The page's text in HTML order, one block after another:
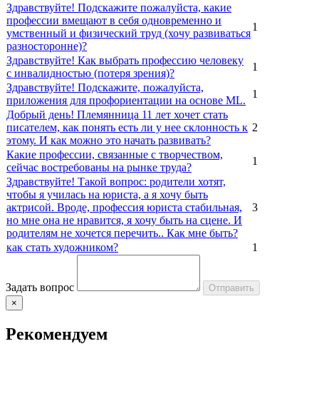
Здравствуйте! Подскажите пожалуйста, какие
профессии вмещают в себя одновременно и
умственный и физический труд (хочу развиваться
разносторонне)?
1
Здравствуйте! Как выбрать профессию человеку
с инвалидностью (потеря зрения)?
1
Здравствуйте! Подскажите, пожалуйста,
приложения для профориентации на основе ML.
1
Добрый день! Племянница 11 лет хочет стать
писателем, как понять есть ли у нее склонность к
этому. И как можно это начать развивать?
2
Какие профессии, связанные с творчеством,
сейчас востребованы на рынке труда?
1
Здравствуйте! Такой вопрос: родители хотят,
чтобы я училась на юриста, а я хочу быть
актрисой. Вроде, профессия юриста стабильная,
но мне она не нравится, я хочу быть на сцене. И
родителям не хочется перечить.. Как мне быть?
3
как стать художником? 1
Задать вопрос
Отправить
×
Рекомендуем